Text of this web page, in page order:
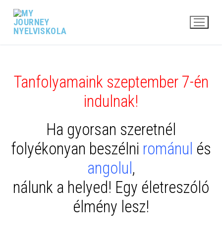
Ugrás
tartalomra
Tanfolyamaink szeptember 7-én
indulnak!
Ha gyorsan szeretnél
folyékonyan beszélni románul és
angolul ,
nálunk a helyed! Egy életreszóló
élmény lesz!